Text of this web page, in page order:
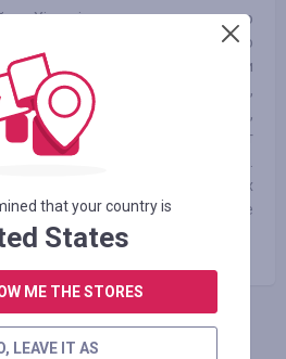
Xiaomi реализуются только
модель является тщательно
в котором разработчики
и обладает отметками,
оригинальности. Смартфоны,
Xiaomi на русском имеют
и систему управления.
всегда в курсе последних
может приобрести самые
по разумным ценам.
DEIXAR UM COMENTÁRIO
that your country is
States
ME THE STORES
LEAVE IT AS